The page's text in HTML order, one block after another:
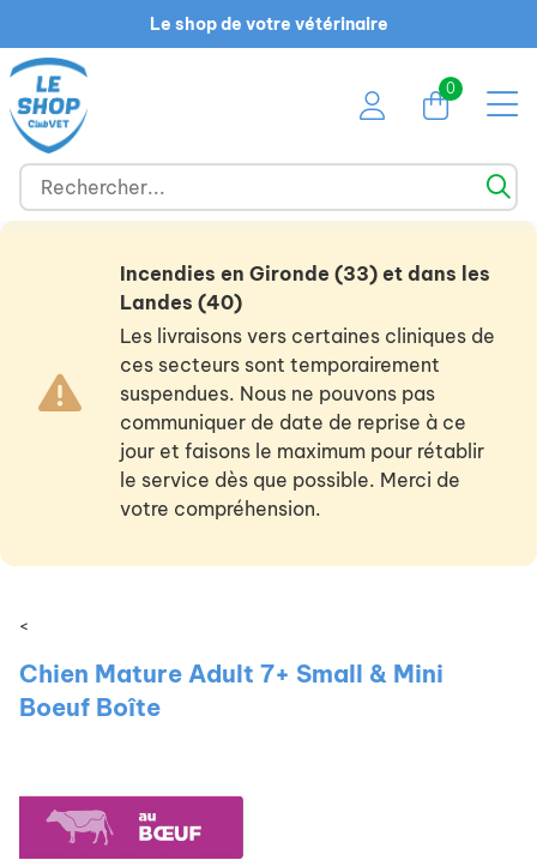
Le shop de votre vétérinaire
0
Incendies en Gironde (33) et dans les
Landes (40)
Les livraisons vers certaines cliniques de
ces secteurs sont temporairement
suspendues. Nous ne pouvons pas
communiquer de date de reprise à ce
jour et faisons le maximum pour rétablir
le service dès que possible. Merci de
votre compréhension.
<
Chien Mature Adult 7+ Small & Mini
Boeuf Boîte